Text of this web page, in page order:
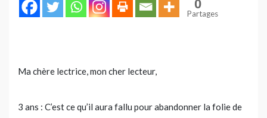
0
Partages
Ma chère lectrice, mon cher lecteur,
3 ans : C’est ce qu’il aura fallu pour abandonner la folie de